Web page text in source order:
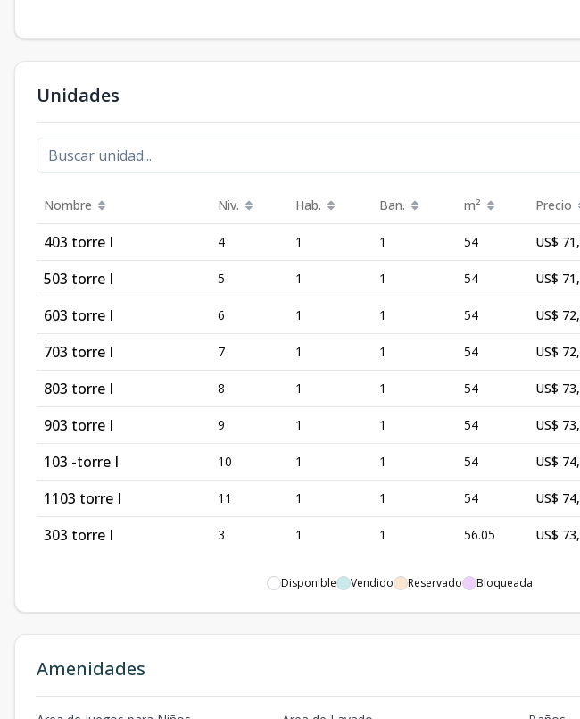
Unidades
Nombre Niv. Hab. Ban. m² Precio
403 torre I 4 1 1 54 US$
503 torre I 5 1 1 54 US$
603 torre I 6 1 1 54 US$
703 torre I 7 1 1 54 US$
803 torre I 8 1 1 54 US$
903 torre I 9 1 1 54 US$
103 -torre I 10 1 1 54 US$
1103 torre I 11 1 1 54 US$
303 torre I 3 1 1 56.05 US$
Disponible Vendido Reservado Bloqueada
Amenidades